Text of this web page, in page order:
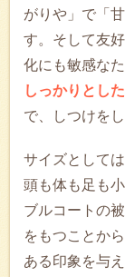
がりや」で「
す。そして友
化にも敏感な
しっかりとし
で、しつけを
サイズとして
頭も体も足も
ブルコートの
をもつことか
ある印象を与え